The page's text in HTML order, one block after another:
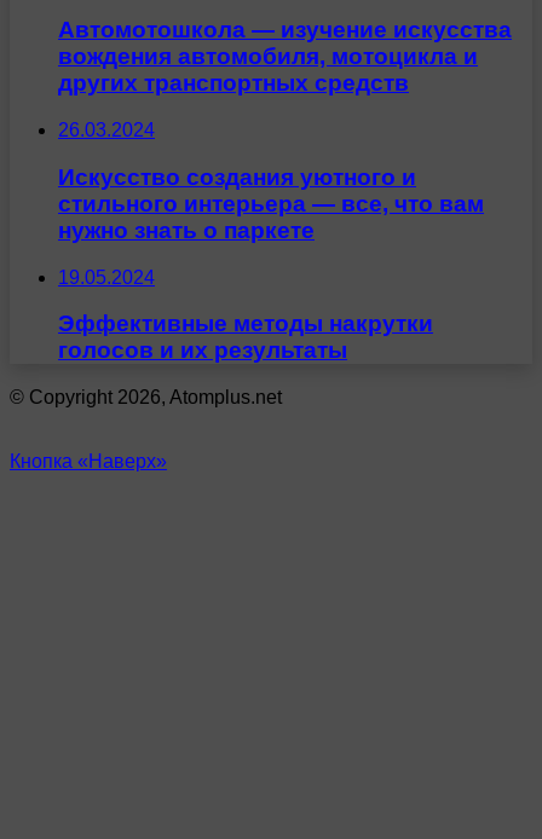
Автомотошкола — изучение искусства
вождения автомобиля, мотоцикла и
других транспортных средств
26.03.2024
Искусство создания уютного и
стильного интерьера — все, что вам
нужно знать о паркете
19.05.2024
Эффективные методы накрутки
голосов и их результаты
© Copyright 2026, Atomplus.net
Кнопка «Наверх»